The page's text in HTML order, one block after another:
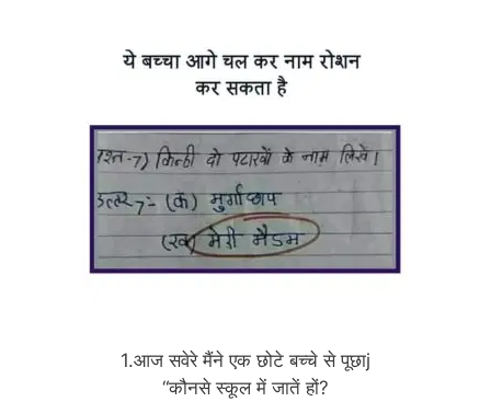
1.आज सवेरे मैंने एक छोटे बच्चे से पूछाj
“कौनसे स्कूल में जातें हों?